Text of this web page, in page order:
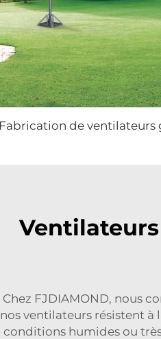
Chez FJDIAMOND, nous
nos ventilateurs résistent
conditions humides ou